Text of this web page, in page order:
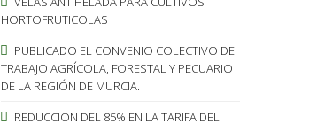
HORTOFRUTICOLAS
PUBLICADO EL CONVENIO COLECTIVO DE
TRABAJO AGRÍCOLA, FORESTAL Y PECUARIO
DE LA REGIÓN DE MURCIA.
REDUCCION DEL 85% EN LA TARIFA DEL